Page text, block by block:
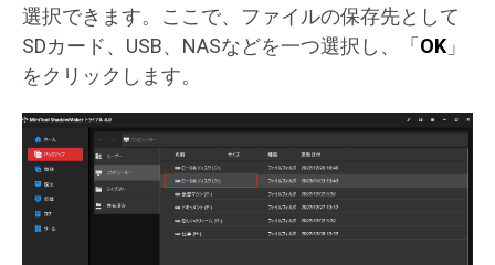
選択できます。ここで、ファイルの保存先として
SDカード、USB、NASなどを一つ選択し、「 OK 」
をクリックします。